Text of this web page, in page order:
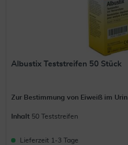
Albustix Teststreifen 50 Stück
Zur Bestimmung von Eiweiß im Urin
Inhalt 50 Teststreifen
Lieferzeit 1-3 Tage